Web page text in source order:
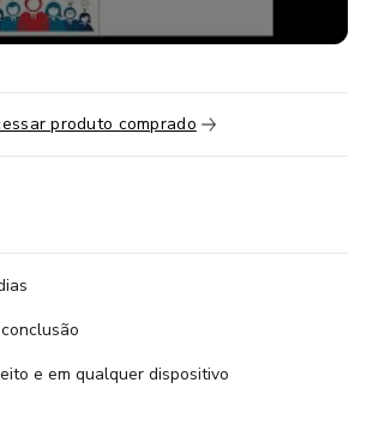
produto comprado
e em qualquer dispositivo